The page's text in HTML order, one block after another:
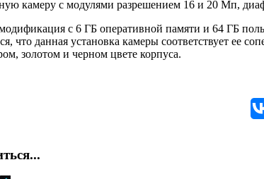
камеру с модулями разрешением 16 и 20 Мп,
с 6 ГБ оперативной памяти и 64 ГБ
что данная установка камеры соответствует ее
золотом и черном цвете корпуса.